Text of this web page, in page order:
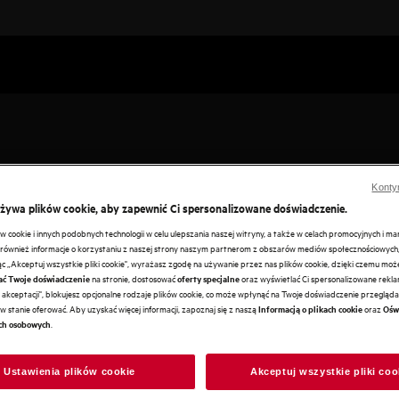
najmniejszej kuchni. Mała przestrzeń nie oznacza, że
najmniejszej kuchni. Mała przestrzeń nie oznacza, że
plików cookie, aby zapewnić Ci spersonalizowane doświadczenie.
cookie i innych podobnych technologii w celu ulepszania naszej witryny, a także w celach promocyjnych i
informacje o korzystaniu z naszej strony naszym partnerom z obszarów mediów
„Akceptuj wszystkie pliki cookie", wyrażasz zgodę na używanie przez nas plików cookie, dzięki czemu
Twoje doświadczeniena stronie, dostosowaćoferty specjalneoraz wyświetlać Ci spersonalizowane
akceptacji", blokujesz opcjonalne rodzaje plików cookie, co może wpłynąć na Twoje doświadczenie
stanie oferować. Aby uzyskać więcej informacji, zapoznaj się z nasząInformacją o plikach cookieoraz
osobowych
Ustawienia plików cookie Akceptuj wszystkie pliki